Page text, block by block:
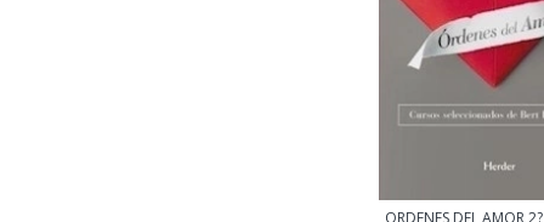
ORDENES DEL AMOR